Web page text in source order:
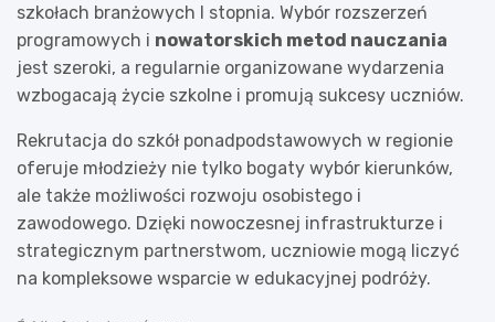
szkołach branżowych I stopnia. Wybór rozszerzeń
programowych i nowatorskich metod nauczania
jest szeroki, a regularnie organizowane wydarzenia
wzbogacają życie szkolne i promują sukcesy uczniów.
Rekrutacja do szkół ponadpodstawowych w regionie
oferuje młodzieży nie tylko bogaty wybór kierunków,
ale także możliwości rozwoju osobistego i
zawodowego. Dzięki nowoczesnej infrastrukturze i
strategicznym partnerstwom, uczniowie mogą liczyć
na kompleksowe wsparcie w edukacyjnej podróży.